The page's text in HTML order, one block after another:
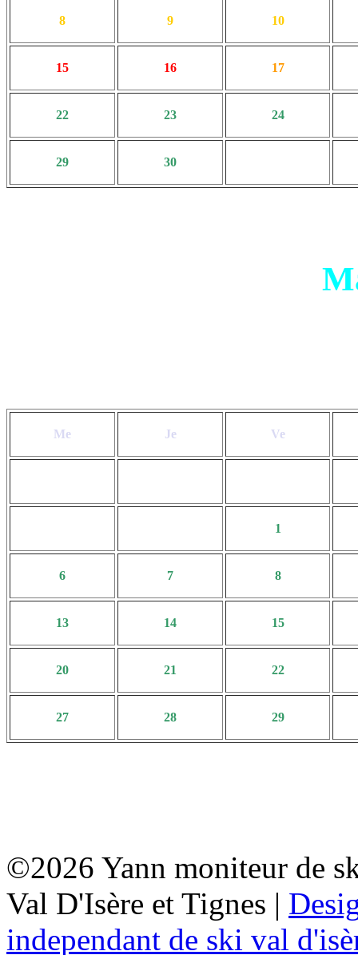
8 9 10
15 16 17
22 23 24
29 30
Me Je Ve
1
6 7 8
13 14 15
20 21 22
27 28 29
©2026 Yann moniteur de
Val D'Isère et Tignes |
independant de ski val